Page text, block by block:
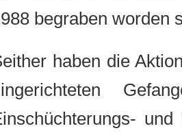
1988 begraben
Seither haben die
hingerichteten
Einschüchterungs-